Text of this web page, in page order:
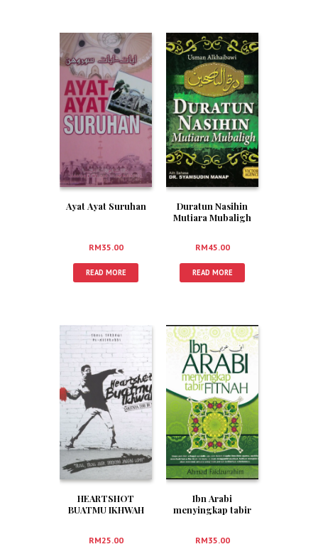
Ayat Ayat Suruhan
RM35.00
READ MORE
Duratun Nasihin
Mutiara Mubaligh
RM45.00
READ MORE
HEARTSHOT
BUATMU IKHWAH
RM25.00
Ibn Arabi
menyingkap tabir
RM35.00